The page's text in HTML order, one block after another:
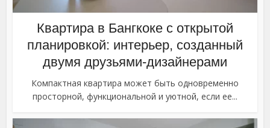
Квартира в Бангкоке с открытой
планировкой: интерьер, созданный
двумя друзьями-дизайнерами
Компактная квартира может быть одновременно
просторной, функциональной и уютной, если ее...